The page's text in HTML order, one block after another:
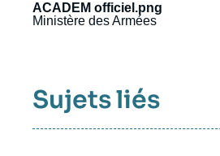
ACADEM officiel.png
Ministère des Armées
Sujets liés